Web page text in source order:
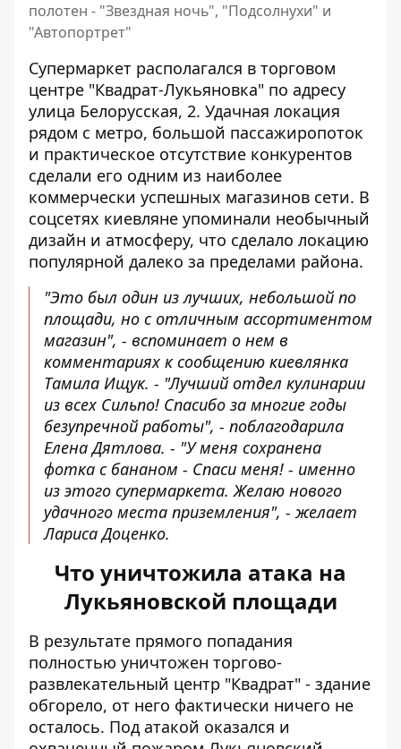
полотен - "Звездная ночь", "Подсолнухи" и
"Автопортрет"
Супермаркет располагался в торговом
центре "Квадрат-Лукьяновка" по адресу
улица Белорусская, 2. Удачная локация
рядом с метро, ​​большой пассажиропоток
и практическое отсутствие конкурентов
сделали его одним из наиболее
коммерчески успешных магазинов сети. В
соцсетях киевляне упоминали необычный
дизайн и атмосферу, что сделало локацию
популярной далеко за пределами района.
"Это был один из лучших, небольшой по
площади, но с отличным ассортиментом
магазин", - вспоминает о нем в
комментариях к сообщению киевлянка
Тамила Ищук. - "Лучший отдел кулинарии
из всех Сильпо! Спасибо за многие годы
безупречной работы", - поблагодарила
Елена Дятлова. - "У меня сохранена
фотка с бананом - Спаси меня! - именно
из этого супермаркета. Желаю нового
удачного места приземления", - желает
Лариса Доценко.
Что уничтожила атака на
Лукьяновской площади
В результате прямого попадания
полностью уничтожен торгово-
развлекательный центр "Квадрат" - здание
обгорело, от него фактически ничего не
осталось. Под атакой оказался и